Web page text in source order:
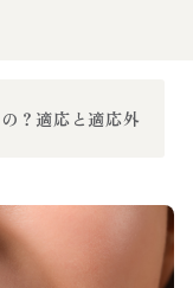
？適応と適応外